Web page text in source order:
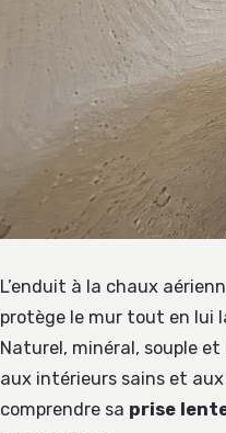
L’enduit à la chaux
protège le mur tout en lui
Naturel, minéral, souple
aux intérieurs sains et
comprendre sa prise